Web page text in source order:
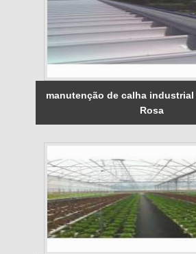
manutenção de calha industrial
Rosa